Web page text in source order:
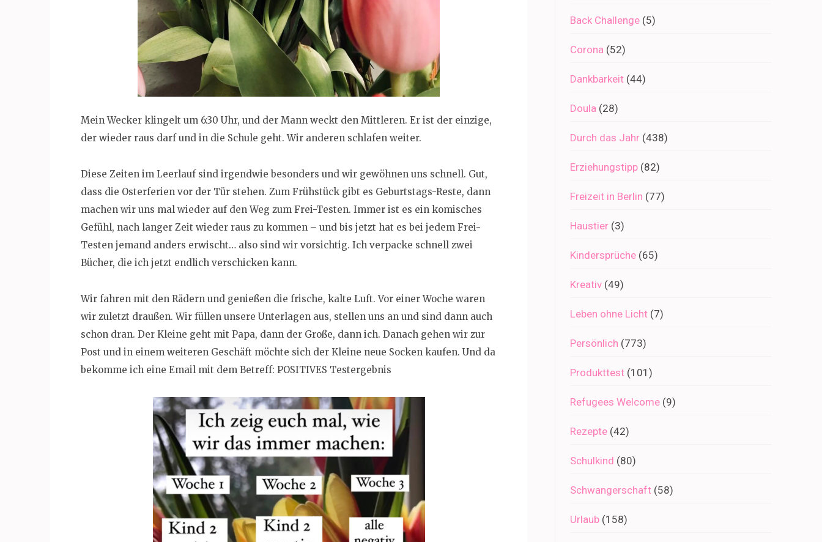
Mein Wecker klingelt um 6:30 Uhr, und der Mann weckt den Mittleren. Er ist der einzige,
der wieder raus darf und in die Schule geht. Wir anderen schlafen weiter.
Diese Zeiten im Leerlauf sind irgendwie besonders und wir gewöhnen uns schnell. Gut,
dass die Osterferien vor der Tür stehen. Zum Frühstück gibt es Geburtstags-Reste, dann
machen wir uns mal wieder auf den Weg zum Frei-Testen. Immer ist es ein komisches
Gefühl, nach langer Zeit wieder raus zu kommen – und bis jetzt hat es bei jedem Frei-
Testen jemand anders erwischt… also sind wir vorsichtig. Ich verpacke schnell zwei
Bücher, die ich jetzt endlich verschicken kann.
Wir fahren mit den Rädern und genießen die frische, kalte Luft. Vor einer Woche waren
wir zuletzt draußen. Wir füllen unsere Unterlagen aus, stellen uns an und sind dann auch
schon dran. Der Kleine geht mit Papa, dann der Große, dann ich. Danach gehen wir zur
Post und in einem weiteren Geschäft möchte sich der Kleine neue Socken kaufen. Und da
bekomme ich eine Email mit dem Betreff: POSITIVES Testergebnis
Back Challenge (5)
Corona (52)
Dankbarkeit (44)
Doula (28)
Durch das Jahr (438)
Erziehungstipp (82)
Freizeit in Berlin (77)
Haustier (3)
Kindersprüche (65)
Kreativ (49)
Leben ohne Licht (7)
Persönlich (773)
Produkttest (101)
Refugees Welcome (9)
Rezepte (42)
Schulkind (80)
Schwangerschaft (58)
Urlaub (158)